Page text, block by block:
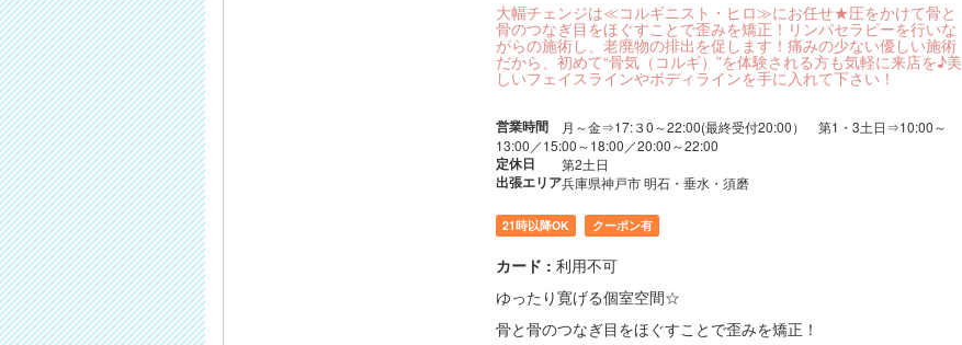
大幅チェンジは≪コルギニスト・ヒロ≫にお任せ★圧をかけて骨と
骨のつなぎ目をほぐすことで歪みを矯正！リンパセラピーを行いな
がらの施術し、老廃物の排出を促します！痛みの少ない優しい施術
だから、初めて“骨気（コルギ）”を体験される方も気軽に来店を♪美
しいフェイスラインやボディラインを手に入れて下さい！
営業時間
月～金⇒17:３0～22:00(最終受付20:00） 第1・3土日⇒10:00～
13:00／15:00～18:00／20:00～22:00
定休日 第2土日
出張エリア兵庫県神戸市 明石・垂水・須磨
21時以降OK クーポン有
カード : 利用不可
ゆったり寛げる個室空間☆
骨と骨のつなぎ目をほぐすことで歪みを矯正！